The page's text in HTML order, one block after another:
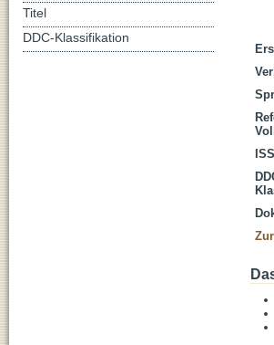
Titel
DDC-Klassifikation